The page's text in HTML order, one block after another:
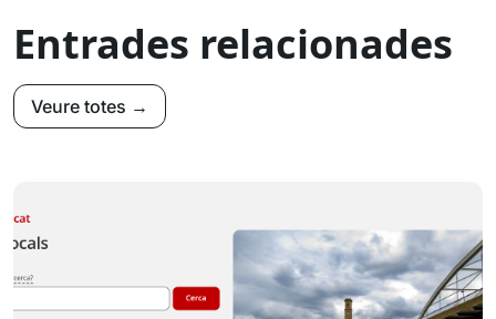
Entrades relacionades
Veure totes →